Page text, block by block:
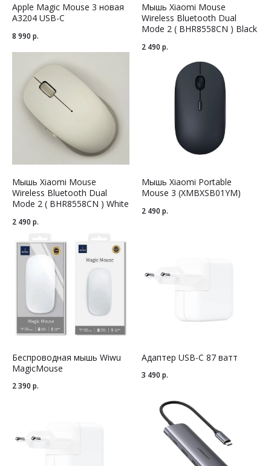
Apple Magic Mouse 3 новая
А3204 USB-C
8 990 р.
Мышь Xiaomi Mouse
Wireless Bluetooth Dual
Mode 2 ( BHR8558CN ) Black
2 490 р.
Мышь Xiaomi Mouse
Wireless Bluetooth Dual
Mode 2 ( BHR8558CN ) White
2 490 р.
Мышь Xiaomi Portable
Mouse 3 (XMBXSB01YM)
2 490 р.
Беспроводная мышь Wiwu
MagicMouse
2 390 р.
Адаптер USB-C 87 ватт
3 490 р.